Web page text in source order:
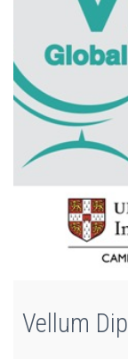
Vellum